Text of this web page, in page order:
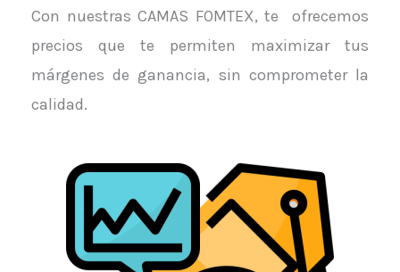
Con nuestras CAMAS FOMTEX, te ofrecemos
precios que te permiten maximizar tus
márgenes de ganancia, sin comprometer la
calidad.